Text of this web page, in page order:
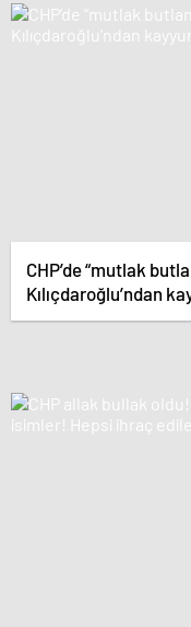
CHP’de “mutlak
Kılıçdaroğlu’ndan